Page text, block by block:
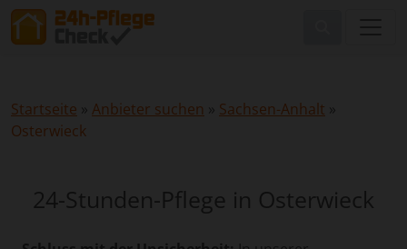
Startseite » Anbieter suchen » Sachsen-Anhalt »
Osterwieck
24-Stunden-Pflege in Osterwieck